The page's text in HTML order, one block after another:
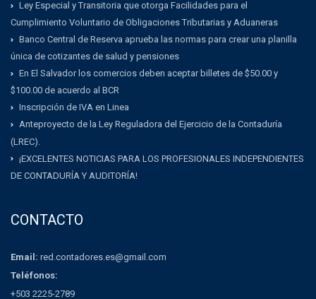
Ley Especial y Transitoria que otorga Facilidades para el
Cumplimiento Voluntario de Obligaciones Tributarias y Aduaneras
Banco Central de Reserva aprueba las normas para crear una planilla
única de cotizantes de salud y pensiones
En El Salvador los comercios deben aceptar billetes de $50.00 y
$100.00 de acuerdo al BCR
Inscripción de IVA en Linea
Anteproyecto de la Ley Reguladora del Ejercicio de la Contaduría
(LREC).
¡EXCELENTES NOTICIAS PARA LOS PROFESIONALES INDEPENDIENTES
DE CONTADURÍA Y AUDITORÍA!
CONTACTO
Email: red.contadores.es@gmail.com
Teléfonos:
+503 2225-2789